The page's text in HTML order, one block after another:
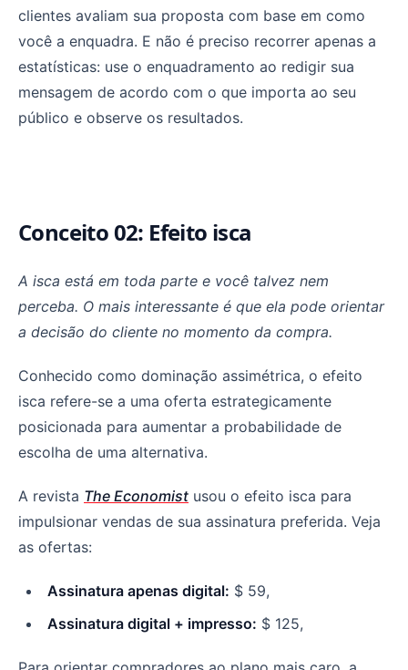
clientes avaliam sua proposta com base em como
você a enquadra. E não é preciso recorrer apenas a
estatísticas: use o enquadramento ao redigir sua
mensagem de acordo com o que importa ao seu
público e observe os resultados.
Conceito 02: Efeito isca
A isca está em toda parte e você talvez nem
perceba. O mais interessante é que ela pode orientar
a decisão do cliente no momento da compra.
Conhecido como dominação assimétrica, o efeito
isca refere-se a uma oferta estrategicamente
posicionada para aumentar a probabilidade de
escolha de uma alternativa.
A revista The Economist usou o efeito isca para
impulsionar vendas de sua assinatura preferida. Veja
as ofertas:
Assinatura apenas digital: $ 59,
Assinatura digital + impresso: $ 125,